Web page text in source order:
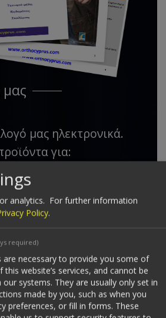
μας ηλεκτρονικά.
για:
μορφή PDF
εδώ
analytics. For further information
Policy.
required)
are necessary to provide you some of
website’s services, and cannot be
systems. They are usually only set in
made by you, such as when you
preferences, or fill in forms. These